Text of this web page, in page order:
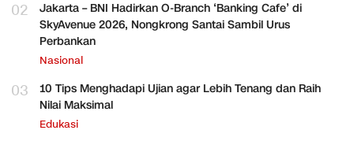
02
Jakarta – BNI Hadirkan O-Branch ‘Banking Cafe’ di
SkyAvenue 2026, Nongkrong Santai Sambil Urus
Perbankan
Nasional
03
10 Tips Menghadapi Ujian agar Lebih Tenang dan Raih
Nilai Maksimal
Edukasi